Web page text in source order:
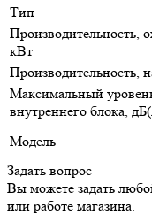
Тип
Производительность,
кВт
Производительность,
Максимальный
внутреннего блока,
Модель
Задать вопрос
Вы можете задать
или работе магазина.